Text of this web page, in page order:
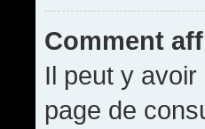
Comment
Il peut y
page de